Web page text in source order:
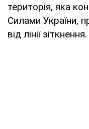
територія, яка
Силами України,
від лінії зіткнення.